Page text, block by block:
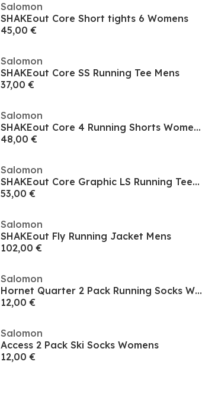
Salomon
SHAKEout Core Short tights 6 Womens
45,00 €
Salomon
SHAKEout Core SS Running Tee Mens
37,00 €
Salomon
SHAKEout Core 4 Running Shorts Womens
48,00 €
Salomon
SHAKEout Core Graphic LS Running Tee Womens
53,00 €
Salomon
SHAKEout Fly Running Jacket Mens
102,00 €
Salomon
Hornet Quarter 2 Pack Running Socks Womens
12,00 €
Salomon
Access 2 Pack Ski Socks Womens
12,00 €